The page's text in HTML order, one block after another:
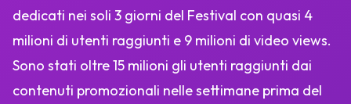
dedicati nei soli 3 giorni del Festival con quasi 4
milioni di utenti raggiunti e 9 milioni di video views.
Sono stati oltre 15 milioni gli utenti raggiunti dai
contenuti promozionali nelle settimane prima del